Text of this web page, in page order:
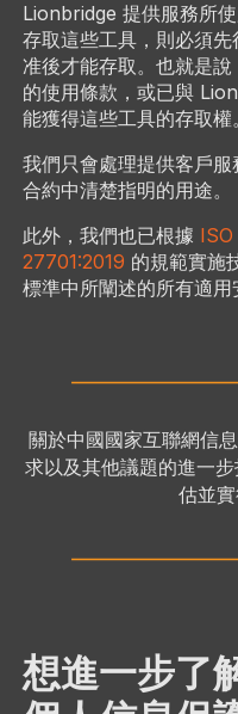
Lionbridge 提供服務所
存取這些工具，則必須
准後才能存取。也就是
的使用條款，或已與
能獲得這些工具的存取權。
我們只會處理提供客戶
合約中清楚指明的用途。
此外，我們也已根據
27701:2019 的規範實施
標準中所闡述的所有適用
關於中國國家互聯網信
求以及其他議題的進一
估並
想進一步了